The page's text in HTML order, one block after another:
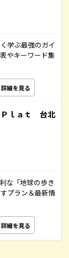
学ぶ最強のガイ
やキーワード集
詳細を見る
ｌａｔ 台北
な「地球の歩き
プラン＆最新情
詳細を見る